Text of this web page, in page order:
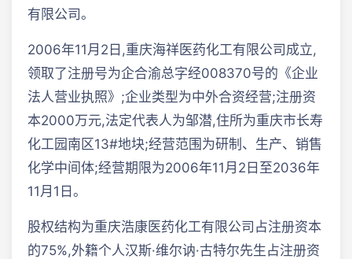
有限公司。
2006年11月2日,重庆海祥医药化工有限公司成立,
领取了注册号为企合渝总字经008370号的《企业
法人营业执照》;企业类型为中外合资经营;注册资
本2000万元,法定代表人为邹潜,住所为重庆市长寿
化工园南区13#地块;经营范围为研制、生产、销售
化学中间体;经营期限为2006年11月2日至2036年
11月1日。
股权结构为重庆浩康医药化工有限公司占注册资本
的75%,外籍个人汉斯·维尔讷·古特尔先生占注册资